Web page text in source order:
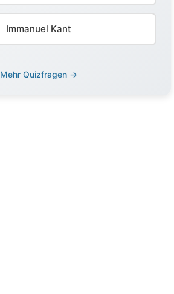
Immanuel Kant
Mehr Quizfragen →